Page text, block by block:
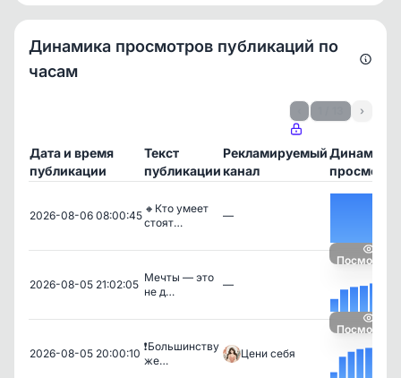
Динамика просмотров публикаций по
часам
›
Дата и время
публикации
Текст
публикации
Рекламируемый
канал
Динамика
2026-08-06 08:00:45
🔸Кто умеет
стоят…
—
Посмотреть
2026-08-05 21:02:05
Мечты — это
не д…
—
Посмотреть
2026-08-05 20:00:10
❗️Большинству
же…
Цени себя